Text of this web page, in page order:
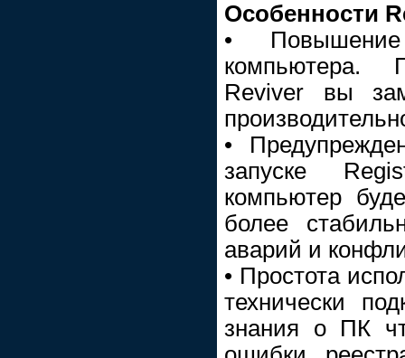
Особенности
• Повышение
компьютера.
Reviver вы
•
запуске
компьютер
более
аварий и
• Простота
технически
знания о ПК